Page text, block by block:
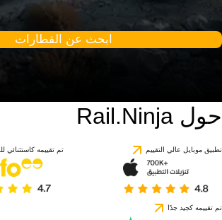
ابحث عن القطارات
حول Rail.Ninja
تطبيق موبايل عالي التقييم تم تقييمه كاستثنائي
تم تقييمه كجيد جدًا